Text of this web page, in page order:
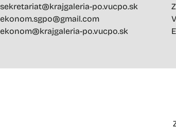
sekretariat@krajgaleria-po.vucpo.sk
ekonom.sgpo@gmail.com
ekonom@krajgaleria-po.vucpo.sk